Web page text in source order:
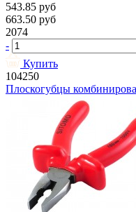
543.85 руб
663.50 руб
2074
-
Купить
104250
Плоскогубцы